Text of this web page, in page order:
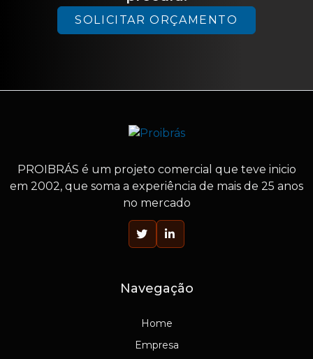
SOLICITAR ORÇAMENTO
PROIBRÁS é um projeto comercial que teve inicio
em 2002, que soma a experiência de mais de 25 anos
no mercado
Navegação
Home
Empresa